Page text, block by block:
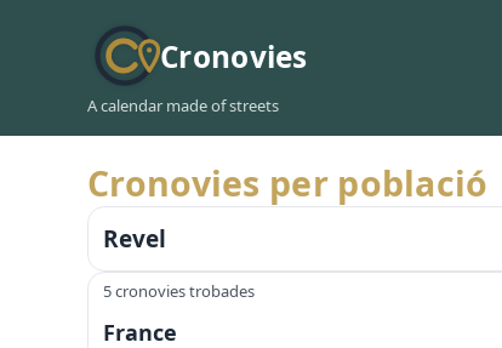
Cronovies
A calendar made of streets
Cronovies per població
Revel
5 cronovies trobades
France